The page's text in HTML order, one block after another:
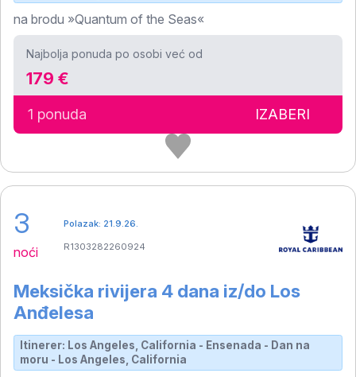
na brodu »Quantum of the Seas«
Najbolja ponuda po osobi već od
179 €
1 ponuda IZABERI
3
noći
Meksička rivijera 4 dana iz/do Los
Anđelesa
Itinerer: Los Angeles, California - Ensenada - Dan na
moru - Los Angeles, California
Polazak: 21.9.26.
R1303282260924